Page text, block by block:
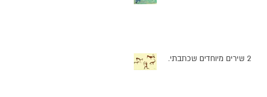
2 שירים מיוחדים שכתבתי.